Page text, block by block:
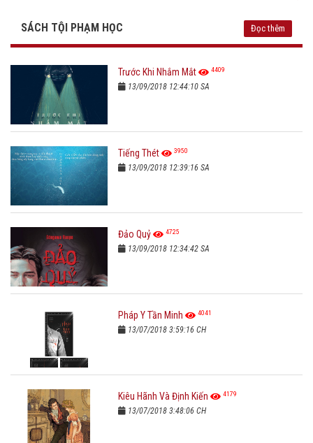
SÁCH TỘI PHẠM HỌC Đọc thêm
Trước Khi Nhắm Mắt 4409
13/09/2018 12:44:10 SA
Tiếng Thét 3950
13/09/2018 12:39:16 SA
Đảo Quỷ 4725
13/09/2018 12:34:42 SA
Pháp Y Tần Minh 4041
13/07/2018 3:59:16 CH
Kiêu Hãnh Và Định Kiến 4179
13/07/2018 3:48:06 CH